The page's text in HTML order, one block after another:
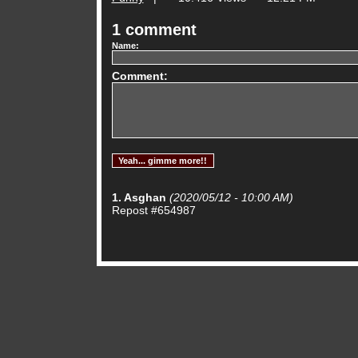
1 comment
Name:
Comment:
1. Asghan (2020/05/12 - 10:00 AM)
Repost #654987